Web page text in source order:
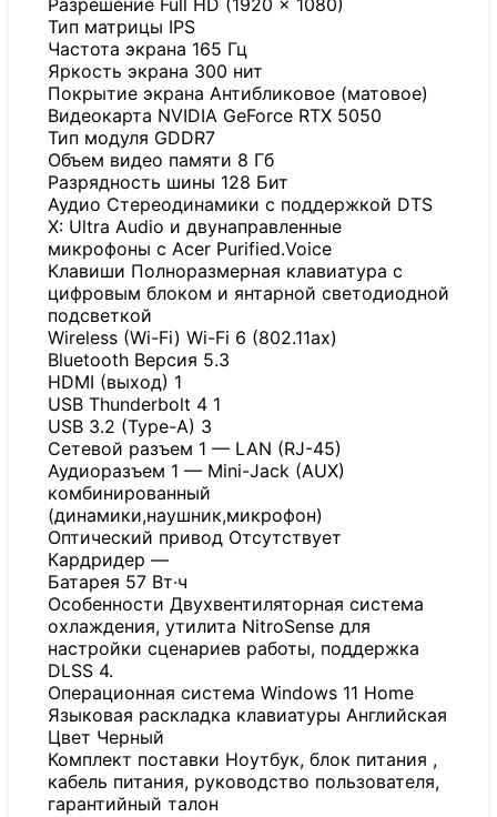
Разрешение Full HD (1920 x 1080)
Тип матрицы IPS
Частота экрана 165 Гц
Яркость экрана 300 нит
Покрытие экрана Антибликовое (матовое)
Видеокарта NVIDIA GeForce RTX 5050
Тип модуля GDDR7
Объем видео памяти 8 Гб
Разрядность шины 128 Бит
Аудио Стереодинамики с поддержкой DTS
X: Ultra Audio и двунаправленные
микрофоны с Acer Purified.Voice
Клавиши Полноразмерная клавиатура с
цифровым блоком и янтарной светодиодной
подсветкой
Wireless (Wi-Fi) Wi-Fi 6 (802.11ax)
Bluetooth Версия 5.3
HDMI (выход) 1
USB Thunderbolt 4 1
USB 3.2 (Type-A) 3
Сетевой разъем 1 — LAN (RJ-45)
Аудиоразъем 1 — Mini-Jack (AUX)
комбинированный
(динамики,наушник,микрофон)
Оптический привод Отсутствует
Кардридер —
Батарея 57 Вт·ч
Особенности Двухвентиляторная система
охлаждения, утилита NitroSense для
настройки сценариев работы, поддержка
DLSS 4.
Операционная система Windows 11 Home
Языковая раскладка клавиатуры Английская
Цвет Черный
Комплект поставки Ноутбук, блок питания ,
кабель питания, руководство пользователя,
гарантийный талон